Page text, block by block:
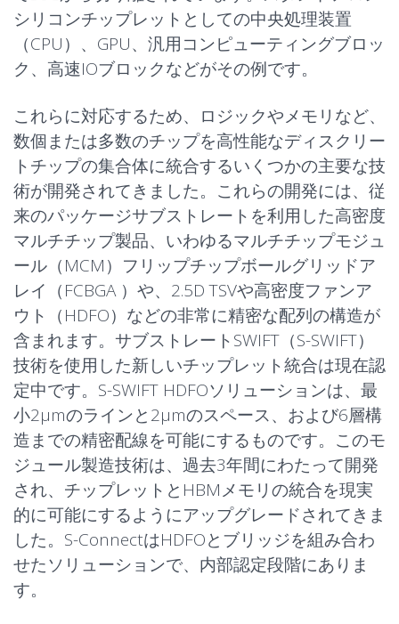
シリコンチップレットとしての中央処理装置
（CPU）、GPU、汎用コンピューティングブロッ
ク、高速IOブロックなどがその例です。
これらに対応するため、ロジックやメモリ など、
数個または多数のチップを高性能なディスクリー
トチップの集合体に統合するいくつかの主要な技
術が開発されてきました。これらの開発には、従
来のパッケージサブストレートを利用した高密度
マルチチップ製品、いわゆるマルチチップモジュ
ール（MCM）フリップチップボールグリッドア
レイ（FCBGA）や、2.5D TSVや高密度ファンア
ウト（HDFO）などの非常に精密な配列の構造が
含まれます。サブストレートSWIFT （S-SWIFT）
技術を使用した新しいチップレット統合は現在認
定中です。S-SWIFT HDFOソリューションは、最
小2µmのラインと2µmのスペース、および6層構
造までの精密配線を可能にするものです。このモ
ジュール製造技術は、過去3年間にわたって開発
され、チップレットとHBMメモリの統合を現実
的に可能にするようにアップグレードされてきま
した。S-ConnectはHDFOとブリッジを組み合わ
せたソリューションで、内部認定段階にありま
す。